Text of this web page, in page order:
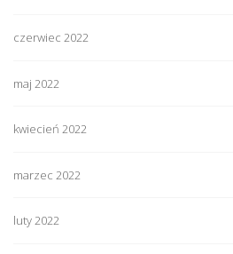
czerwiec 2022
maj 2022
kwiecień 2022
marzec 2022
luty 2022